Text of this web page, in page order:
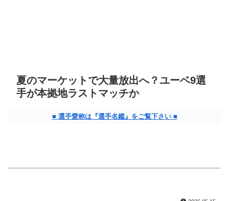
夏のマーケットで大量放出へ？ユーベ9選
手が本拠地ラストマッチか
■ 選手愛称は『選手名鑑』をご覧下さい ■